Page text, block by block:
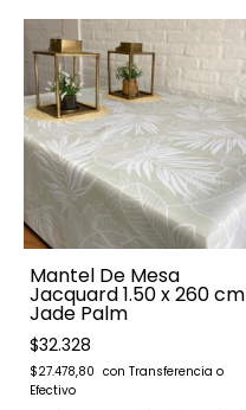
Mantel De Mesa
Jacquard 1.50 x 260 cm
Jade Palm
$32.328
$27.478,80